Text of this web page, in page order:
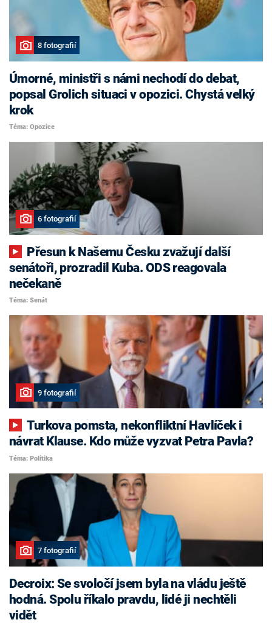
8 fotografií
Úmorné, ministři s námi nechodí do debat,
popsal Grolich situaci v opozici. Chystá velký
krok
Téma: Opozice
6 fotografií
senátoři, prozradil Kuba. ODS reagovala
nečekaně
Téma: Senát
9 fotografií
Turkova pomsta, nekonfliktní Havlíček i
návrat Klause. Kdo může vyzvat Petra Pavla?
Téma: Politika
7 fotografií
Decroix: Se svoločí jsem byla na vládu ještě
hodná. Spolu říkalo pravdu, lidé ji nechtěli
vidět